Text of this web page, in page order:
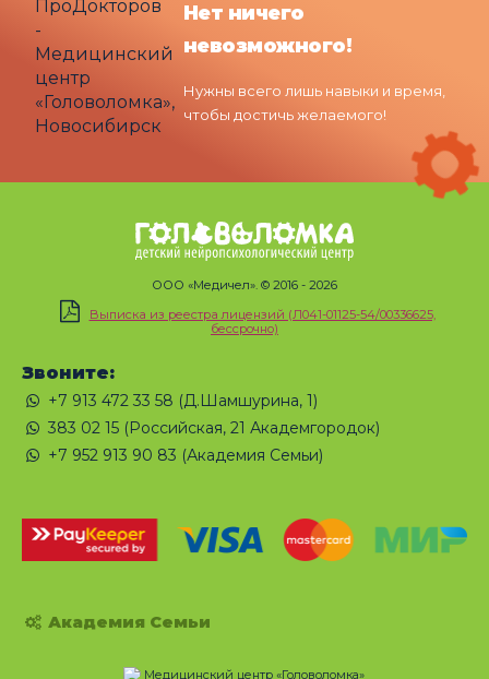
Нет ничего
невозможного!
Нужны всего лишь навыки и время,
чтобы достичь желаемого!
ООО «Медичел». © 2016 - 2026
Выписка из реестра лицензий (Л041-01125-54/00336625,
бессрочно)
Академия Семьи
Звоните:
+7 913 472 33 58 (Д.Шамшурина, 1)
383 02 15 (Российская, 21 Академгородок)
+7 952 913 90 83 (Академия Семьи)
Медицинский центр «Головоломка»